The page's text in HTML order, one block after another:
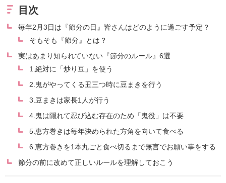
目次
毎年2月3日は『節分の日』皆さんはどのように過ごす予定？
そもそも『節分』とは？
実はあまり知られていない『節分のルール』6選
1.絶対に「炒り豆」を使う
2.鬼がやってくる丑三つ時に豆まきを行う
3.豆まきは家長1人が行う
4.鬼は隠れて忍び込む存在のため「鬼役」は不要
5.恵方巻きは毎年決められた方角を向いて食べる
6.恵方巻きを1本丸ごと食べ切るまで無言でお願い事をする
節分の前に改めて正しいルールを理解しておこう